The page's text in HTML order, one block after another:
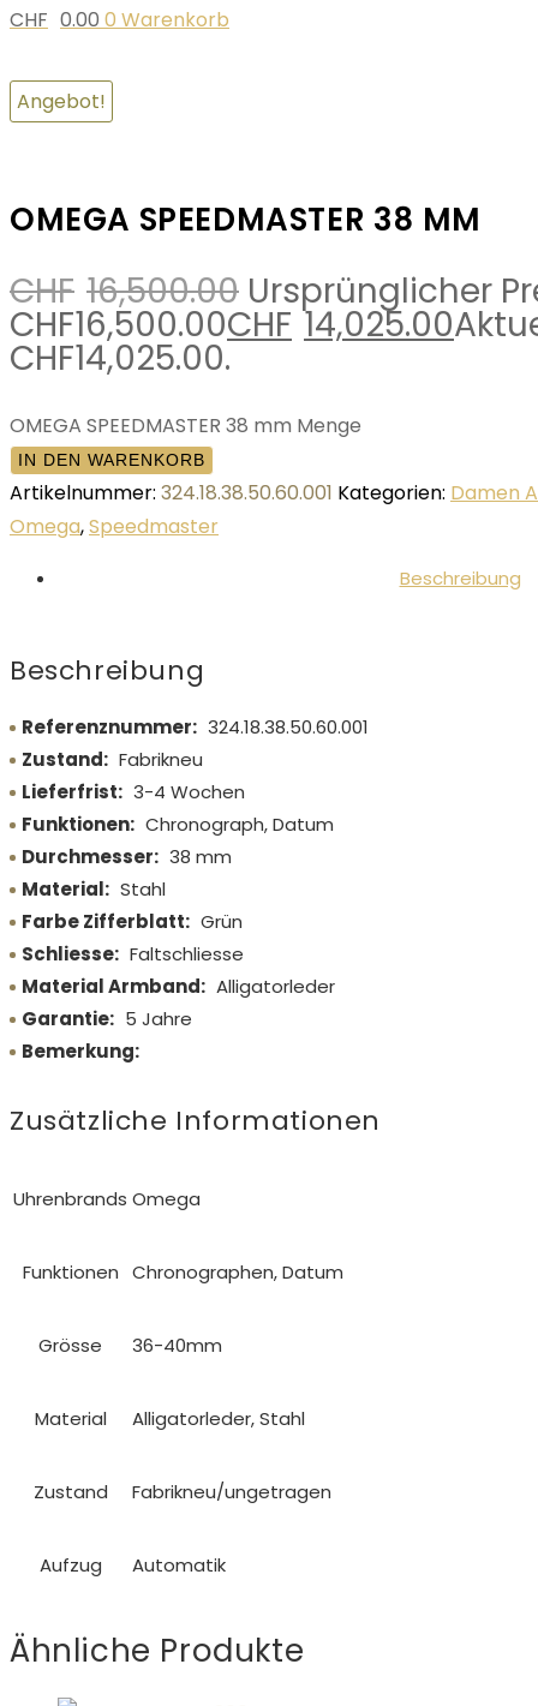
CHF 0.00 0 Warenkorb
Angebot!
OMEGA SPEEDMASTER 38 MM
CHF 16,500.00 Ursprünglicher
CHF16,500.00CHF 14,025.00
CHF14,025.00.
OMEGA SPEEDMASTER 38 mm Menge
IN DEN WARENKORB
Artikelnummer: 324.18.38.50.60.001 Kategorien: Damen
Omega,Speedmaster
Beschreibung
Beschreibung
Referenznummer: 324.18.38.50.60.001
Zustand: Fabrikneu
Lieferfrist: 3-4 Wochen
Funktionen: Chronograph, Datum
Durchmesser: 38 mm
Material: Stahl
Farbe Zifferblatt: Grün
Schliesse: Faltschliesse
Material Armband: Alligatorleder
Garantie: 5 Jahre
Bemerkung:
Zusätzliche Informationen
Uhrenbrands Omega
Funktionen Chronographen, Datum
Grösse 36-40mm
Material Alligatorleder, Stahl
Zustand Fabrikneu/ungetragen
Aufzug Automatik
Ähnliche Produkte